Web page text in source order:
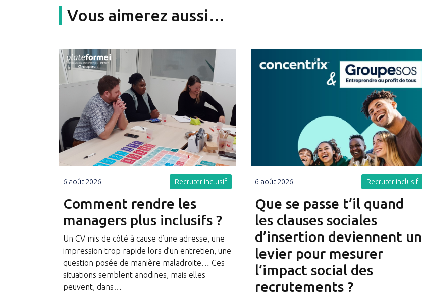
Vous aimerez aussi…
6 août 2026 Recruter inclusif
Comment rendre les
managers plus inclusifs ?
Un CV mis de côté à cause d’une adresse, une
impression trop rapide lors d’un entretien, une
question posée de manière maladroite… Ces
situations semblent anodines, mais elles
peuvent, dans…
6 août 2026 Recruter inclusif
Que se passe t’il quand
les clauses sociales
d’insertion deviennent un
levier pour mesurer
l’impact social des
recrutements ?